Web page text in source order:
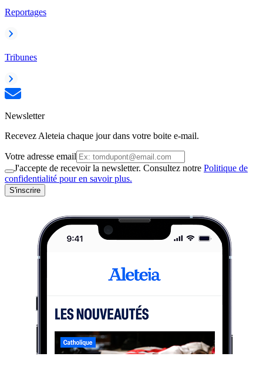
Reportages
Tribunes
Newsletter
Recevez Aleteia chaque jour dans votre boite e-mail.
Votre adresse email
J'accepte de recevoir la newsletter. Consultez notre Politique de
confidentialité pour en savoir plus.
S'inscrire